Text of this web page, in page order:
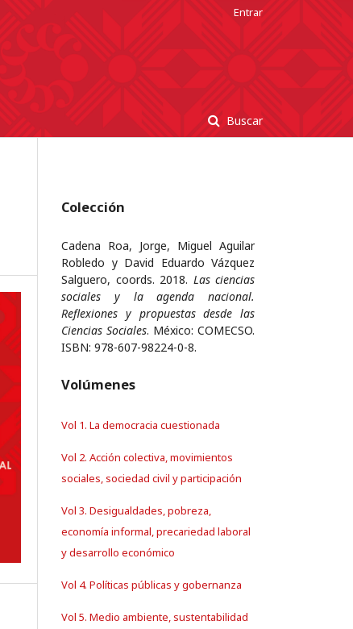
Buscar
Entrar
Colección
Cadena Roa, Jorge, Miguel Aguilar
Robledo y David Eduardo Vázquez
Salguero, coords. 2018. Las ciencias
sociales y la agenda nacional.
Reflexiones y propuestas desde las
Ciencias Sociales. México: COMECSO.
ISBN: 978-607-98224-0-8.
Volúmenes
Vol 1. La democracia cuestionada
Vol 2. Acción colectiva, movimientos
sociales, sociedad civil y participación
Vol 3. Desigualdades, pobreza,
economía informal, precariedad laboral
y desarrollo económico
Vol 4. Políticas públicas y gobernanza
Vol 5. Medio ambiente, sustentabilidad